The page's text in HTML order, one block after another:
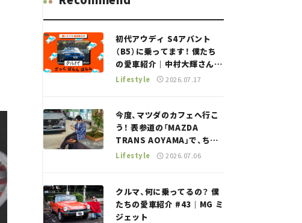
初代アウディ S4アバント
（B5）に乗ってます！ 僕たち
の愛車紹介｜中村大輝さん
——瀬イオナと嶋田智之の
Lifestyle 2026.07.17
今度、マツダのカフェへ行こ
う！ 表参道の「MAZDA
TRANS AOYAMA」で、ちょ
っとひと息。——連載｜CCG
Lifestyle 2026.07.06
クルマ、何に乗ってるの？ 僕
たちの愛車紹介 #43｜MG ミ
ジェット